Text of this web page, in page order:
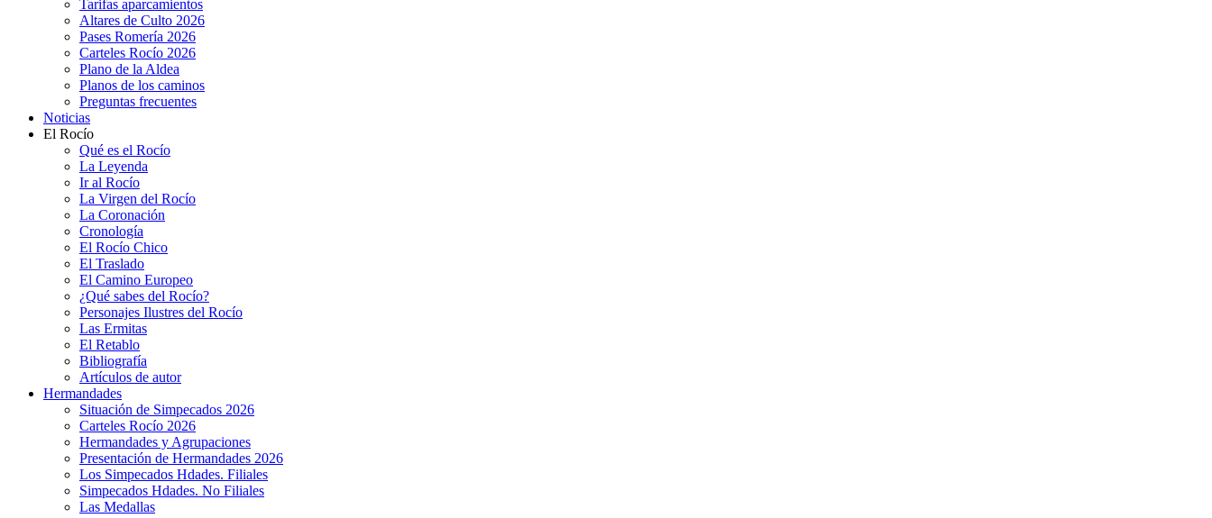
Tarifas aparcamientos
Altares de Culto 2026
Pases Romería 2026
Carteles Rocío 2026
Plano de la Aldea
Planos de los caminos
Preguntas frecuentes
Noticias
El Rocío
Qué es el Rocío
La Leyenda
Ir al Rocío
La Virgen del Rocío
La Coronación
Cronología
El Rocío Chico
El Traslado
El Camino Europeo
¿Qué sabes del Rocío?
Personajes Ilustres del Rocío
Las Ermitas
El Retablo
Bibliografía
Artículos de autor
Hermandades
Situación de Simpecados 2026
Carteles Rocío 2026
Hermandades y Agrupaciones
Presentación de Hermandades 2026
Los Simpecados Hdades. Filiales
Simpecados Hdades. No Filiales
Las Medallas